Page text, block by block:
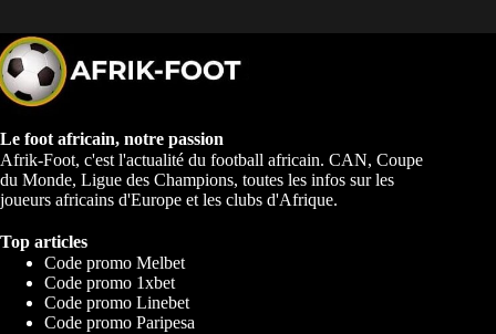
Le foot africain, notre passion
Afrik-Foot, c'est l'actualité du football africain. CAN, Coupe
du Monde, Ligue des Champions, toutes les infos sur les
joueurs africains d'Europe et les clubs d'Afrique.
Top articles
Code promo Melbet
Code promo 1xbet
Code promo Linebet
Code promo Paripesa